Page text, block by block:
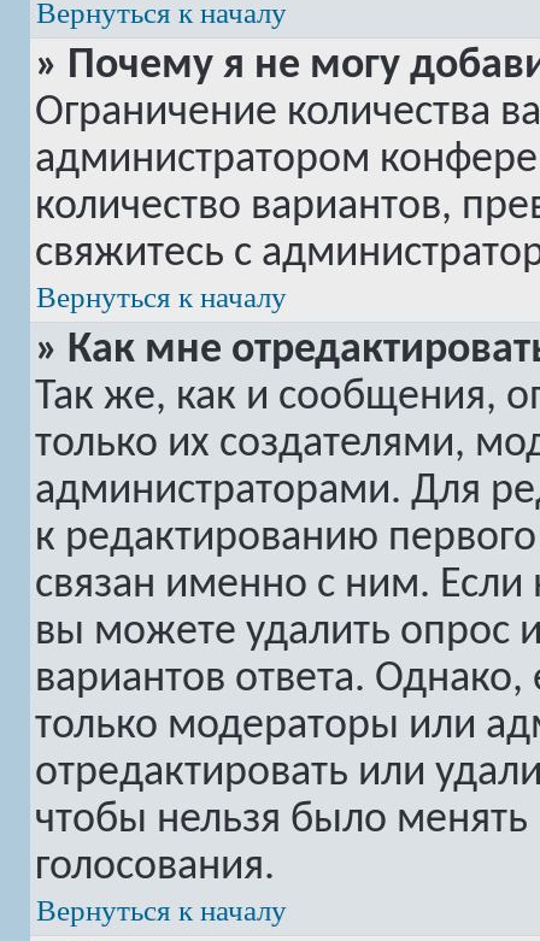
Вернуться к началу
» Почему я не могу
Ограничение количества
администратором
количество вариантов,
свяжитесь с
Вернуться к началу
» Как мне
Так же, как и сообщения,
только их создателями,
администраторами. Для
к редактированию
связан именно с ним. Если
вы можете удалить опрос
вариантов ответа.
только модераторы или
отредактировать или
чтобы нельзя было
голосования.
Вернуться к началу